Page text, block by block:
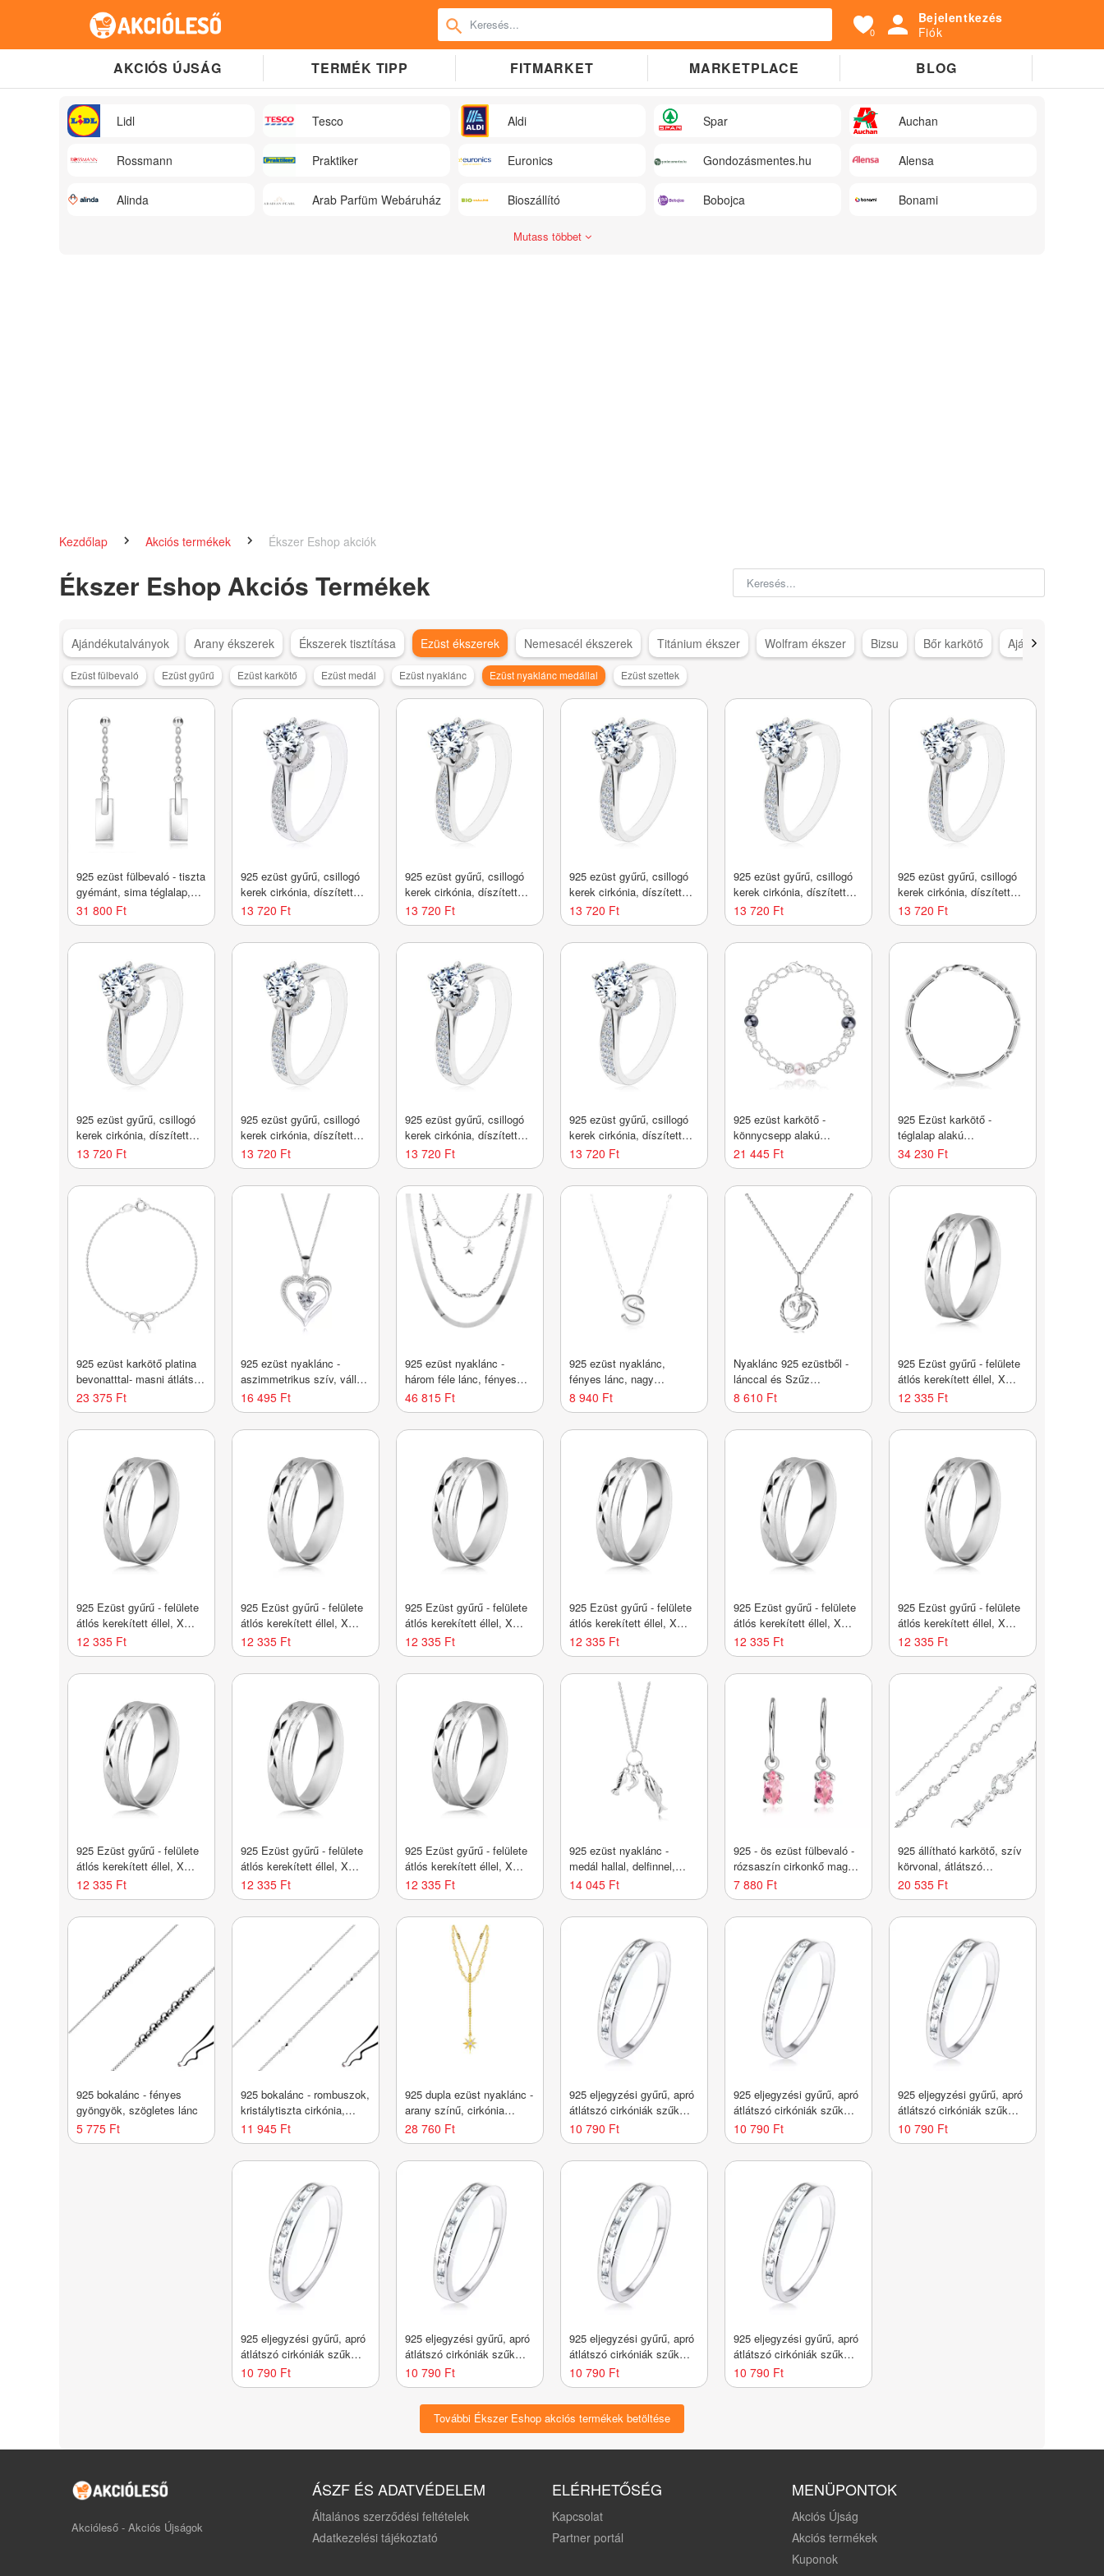
0
Bejelentkezés
Fiók
AKCIÓS ÚJSÁG TERMÉK TIPP FITMARKET MARKETPLACE BLOG
Lidl Tesco Aldi Spar Auchan
Rossmann Praktiker Euronics Gondozásmentes.hu Alensa
Alinda Arab Parfüm Webáruház Bioszállító Bobojca Bonami
Mutass többet
Kezdőlap Akciós termékek Ékszer Eshop akciók
Ékszer Eshop Akciós Termékek
Ajándékutalványok Arany ékszerek Ékszerek tisztítása Ezüst ékszerek Nemesacél ékszerek Titánium ékszer Wolfram ékszer Bizsu Bőr karkötő Ajándék ötletek
Ezüst fülbevaló Ezüst gyűrű Ezüst karkötő Ezüst medál Ezüst nyaklánc Ezüst nyaklánc medállal Ezüst szettek
925 ezüst fülbevaló - tiszta
gyémánt, sima téglalap,
rövid lánc, stekkerzár
31 800 Ft
925 ezüst gyűrű, csillogó
kerek cirkónia, díszített
foglalat és szárak -
Nagyság_ 48
13 720 Ft
925 ezüst gyűrű, csillogó
kerek cirkónia, díszített
foglalat és szárak -
Nagyság_ 49
13 720 Ft
925 ezüst gyűrű, csillogó
kerek cirkónia, díszített
foglalat és szárak -
Nagyság_ 50
13 720 Ft
925 ezüst gyűrű, csillogó
kerek cirkónia, díszített
foglalat és szárak -
Nagyság_ 51
13 720 Ft
925 ezüst gyűrű, csillogó
kerek cirkónia, díszített
foglalat és szárak -
Nagyság_ 52
13 720 Ft
925 ezüst gyűrű, csillogó
kerek cirkónia, díszített
foglalat és szárak -
Nagyság_ 53
13 720 Ft
925 ezüst gyűrű, csillogó
kerek cirkónia, díszített
foglalat és szárak -
Nagyság_ 54
13 720 Ft
925 ezüst gyűrű, csillogó
kerek cirkónia, díszített
foglalat és szárak -
Nagyság_ 55
13 720 Ft
925 ezüst gyűrű, csillogó
kerek cirkónia, díszített
foglalat és szárak -
Nagyság_ 56
13 720 Ft
925 ezüst karkötő -
könnycsepp alakú
láncszemekkel, rózsaszín
és két sötétszürke
szintetikus gyönggyel
21 445 Ft
925 Ezüst karkötő -
téglalap alakú
láncszemekkel vékony
sávokkal, homár karmos
zár
34 230 Ft
925 ezüst karkötő platina
bevonatttal- masni átlátszó
gyémántokkal
23 375 Ft
925 ezüst nyaklánc -
aszimmetrikus szív, váll
hasított rész, szív cirkónia
16 495 Ft
925 ezüst nyaklánc -
három féle lánc, fényes
csillagok, állítható
46 815 Ft
925 ezüst nyaklánc,
fényes lánc, nagy
nyomtatott S betű
8 940 Ft
Nyaklánc 925 ezüstből -
lánccal és Szűz
csillagjeggyel
8 610 Ft
925 Ezüst gyűrű - felülete
átlós kerekített éllel, X
alakú bevágásokkal,
vékony vonalakkal -
Nagyság_ 49
12 335 Ft
925 Ezüst gyűrű - felülete
átlós kerekített éllel, X
alakú bevágásokkal,
vékony vonalakkal -
12 335 Ft
925 Ezüst gyűrű - felülete
átlós kerekített éllel, X
alakú bevágásokkal,
vékony vonalakkal -
12 335 Ft
925 Ezüst gyűrű - felülete
átlós kerekített éllel, X
alakú bevágásokkal,
vékony vonalakkal -
12 335 Ft
925 Ezüst gyűrű - felülete
átlós kerekített éllel, X
alakú bevágásokkal,
vékony vonalakkal -
12 335 Ft
925 Ezüst gyűrű - felülete
átlós kerekített éllel, X
alakú bevágásokkal,
vékony vonalakkal -
12 335 Ft
925 Ezüst gyűrű - felülete
átlós kerekített éllel, X
alakú bevágásokkal,
vékony vonalakkal -
12 335 Ft
925 Ezüst gyűrű - felülete
átlós kerekített éllel, X
alakú bevágásokkal,
vékony vonalakkal -
Nagyság_ 62
12 335 Ft
925 Ezüst gyűrű - felülete
átlós kerekített éllel, X
alakú bevágásokkal,
vékony vonalakkal -
Nagyság_ 64
12 335 Ft
925 Ezüst gyűrű - felülete
átlós kerekített éllel, X
alakú bevágásokkal,
vékony vonalakkal -
Nagyság_ 65
12 335 Ft
925 ezüst nyaklánc -
medál hallal, delfinnel,
vékony lánccal
14 045 Ft
925 - ös ezüst fülbevaló -
rózsaszín cirkonkő magok
kampón
7 880 Ft
925 állítható karkötő, szív
körvonal, átlátszó
cirkóniák
20 535 Ft
925 bokalánc - fényes
gyöngyök, szögletes lánc
5 775 Ft
925 bokalánc - rombuszok,
kristálytiszta cirkónia,
ovális szemek
11 945 Ft
925 dupla ezüst nyaklánc -
arany színű, cirkónia
csillag, lapos oválisok,
állítható hosszúság
28 760 Ft
925 eljegyzési gyűrű, apró
átlátszó cirkóniák szűk
bemetszésbe ültetve -
Nagyság_ 49
10 790 Ft
925 eljegyzési gyűrű, apró
átlátszó cirkóniák szűk
bemetszésbe ültetve -
Nagyság_ 51
10 790 Ft
925 eljegyzési gyűrű, apró
átlátszó cirkóniák szűk
bemetszésbe ültetve -
Nagyság_ 53
10 790 Ft
925 eljegyzési gyűrű, apró
átlátszó cirkóniák szűk
bemetszésbe ültetve -
Nagyság_ 54
10 790 Ft
925 eljegyzési gyűrű, apró
átlátszó cirkóniák szűk
bemetszésbe ültetve -
Nagyság_ 55
10 790 Ft
925 eljegyzési gyűrű, apró
átlátszó cirkóniák szűk
bemetszésbe ültetve -
Nagyság_ 56
10 790 Ft
925 eljegyzési gyűrű, apró
átlátszó cirkóniák szűk
bemetszésbe ültetve -
Nagyság_ 57
10 790 Ft
További Ékszer Eshop akciós termékek betöltése
Akcióleső - Akciós Újságok
ÁSZF ÉS ADATVÉDELEM
Általános szerződési feltételek
Adatkezelési tájékoztató
ELÉRHETŐSÉG
Kapcsolat
Partner portál
MENÜPONTOK
Akciós Újság
Akciós termékek
Kuponok